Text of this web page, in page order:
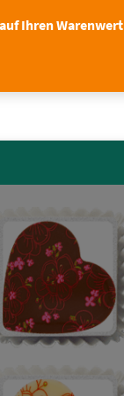
Ihren Warenwert
ist der